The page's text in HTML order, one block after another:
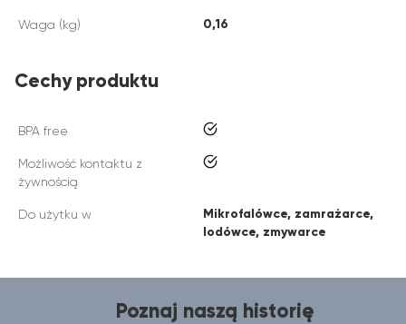
Waga (kg) 0,16
Cechy produktu
BPA free tak
Możliwość kontaktu z
żywnością
tak
Do użytku w
Mikrofalówce, zamrażarce,
lodówce, zmywarce
Poznaj naszą historię